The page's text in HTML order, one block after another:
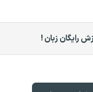
رایگان زبان !